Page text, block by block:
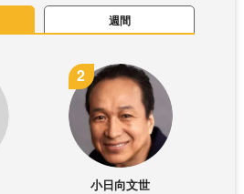
週間
小日向文世